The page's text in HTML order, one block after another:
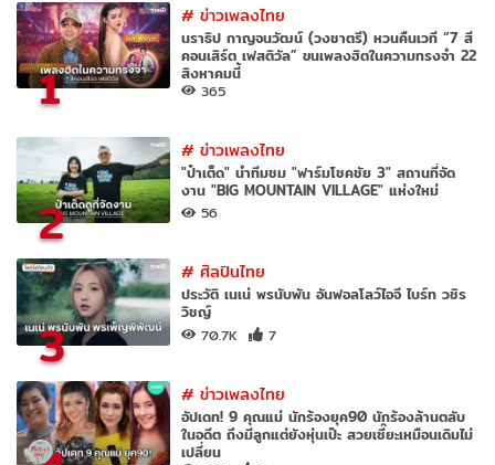
1
#ข่าวเพลงไทย
นราธิป กาญจนวัฒน์ (วงชาตรี) หวนคืนเวที “7 สี
คอนเสิร์ต เฟสติวัล” ขนเพลงฮิตในความทรงจำ 22
สิงหาคมนี้
365
2
#ข่าวเพลงไทย
"ป๋าเต็ด" นำทีมชม "ฟาร์มโชคชัย 3" สถานที่จัด
งาน "BIG MOUNTAIN VILLAGE" แห่งใหม่
56
3
#ศิลปินไทย
ประวัติ เนเน่ พรนับพัน อันฟอลโลว์ไอจี ไบร์ท วชิร
วิชญ์
70.7K 7
#ข่าวเพลงไทย
อัปเดท! 9 คุณแม่ นักร้องยุค90 นักร้องล้านตลับ
ในอดีต ถึงมีลูกแต่ยังหุ่นเป๊ะ สวยเซี๊ยะเหมือนเดิมไม่
เปลี่ยน